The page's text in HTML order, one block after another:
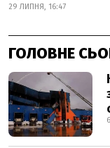
29 ЛИПНЯ, 16:47
ГОЛОВНЕ